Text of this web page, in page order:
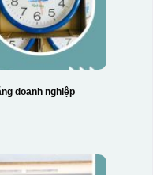
doanh nghiệp